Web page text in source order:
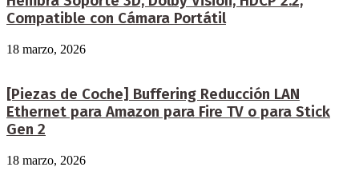
Compatible con Cámara Portátil
18 marzo, 2026
[Piezas de Coche] Buffering Reducción LAN
Ethernet para Amazon para Fire TV o para Stick
Gen 2
18 marzo, 2026